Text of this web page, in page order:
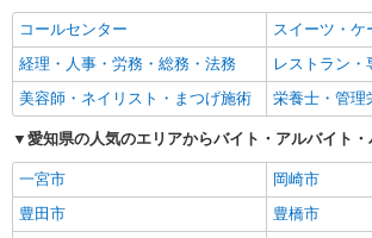
コールセンター
スイーツ・ケ
経理・人事・労務・総務・法務
レストラン・
美容師・ネイリスト・まつげ施術
栄養士・管理
愛知県の人気のエリアからバイト・アルバイト
一宮市
岡崎市
豊田市
豊橋市